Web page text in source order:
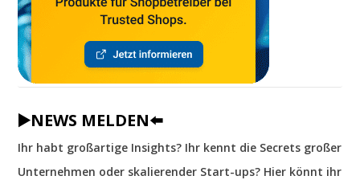
▶️NEWS MELDEN⬅️
Ihr habt großartige Insights? Ihr kennt die Secrets großer
Unternehmen oder skalierender Start-ups? Hier könnt ihr